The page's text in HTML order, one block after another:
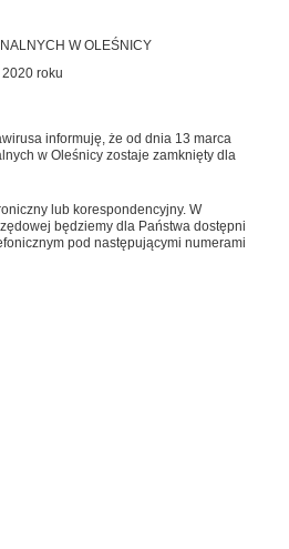
W OLEŚNICY
roku
informuję, że od dnia 13 marca
w Oleśnicy zostaje zamknięty dla
lub korespondencyjny. W
będziemy dla Państwa dostępni
pod następującymi numerami